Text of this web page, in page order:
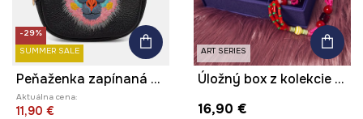
-29%
SUMMER SALE
Peňaženka zapínaná na sponu z imitácie kože z kolekcie Kit Mizeres x Medicine
Aktuálna cena:
11,90 €
ART SERIES
Úložný box z kolekcie Kit Mizeres x Medicine
16,90 €